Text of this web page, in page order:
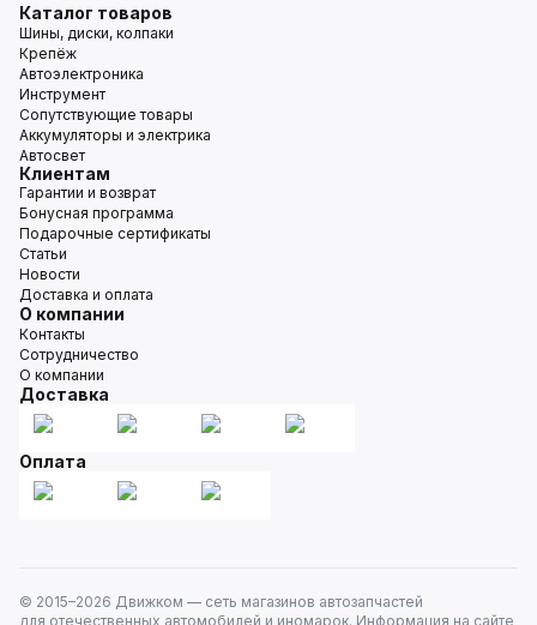
Каталог товаров
Шины, диски, колпаки
Крепёж
Автоэлектроника
Инструмент
Сопутствующие товары
Аккумуляторы и электрика
Автосвет
Клиентам
Гарантии и возврат
Бонусная программа
Подарочные сертификаты
Статьи
Новости
Доставка и оплата
О компании
Контакты
Сотрудничество
О компании
Доставка
Оплата
© 2015–2026 Движком — сеть магазинов автозапчастей
для отечественных автомобилей и иномарок. Информация на сайте